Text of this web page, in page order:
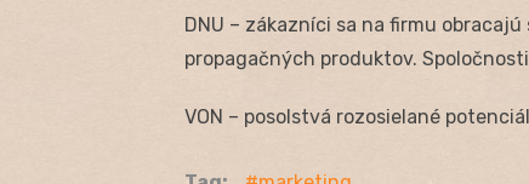
DNU – zákazníci sa na firmu
propagačných produktov.
VON – posolstvá rozosielané